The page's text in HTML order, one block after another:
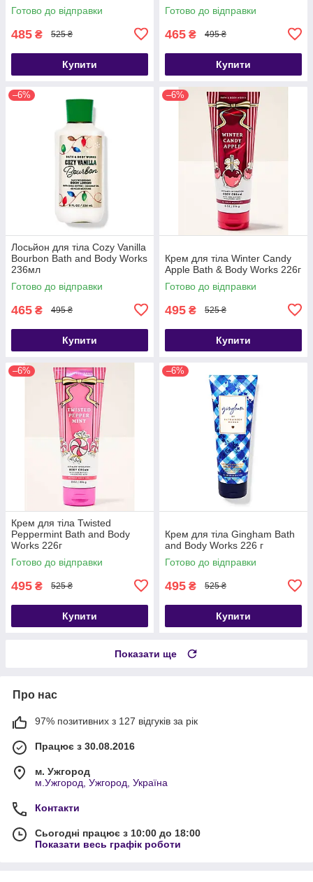
Готово до відправки
485 ₴ 525 ₴
Купити
Готово до відправки
465 ₴ 495 ₴
Купити
–6%
Лосьйон для тіла Cozy Vanilla
Bourbon Bath and Body Works
236мл
Готово до відправки
465 ₴ 495 ₴
Купити
–6%
Крем для тіла Winter Candy
Apple Bath & Body Works 226г
Готово до відправки
495 ₴ 525 ₴
Купити
–6%
Крем для тіла Twisted
Peppermint Bath and Body
Works 226г
Готово до відправки
495 ₴ 525 ₴
Купити
–6%
Крем для тіла Gingham Bath
and Body Works 226 г
Готово до відправки
495 ₴ 525 ₴
Купити
Показати ще
Про нас
97% позитивних з 127 відгуків за рік
Працює з 30.08.2016
м. Ужгород
м.Ужгород, Ужгород, Україна
Контакти
Сьогодні працює з 10:00 до 18:00
Показати весь графік роботи